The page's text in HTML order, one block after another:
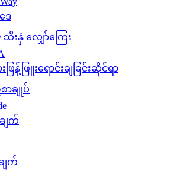
ေ
သီးနှံ လျှော်ကြေး
ြန့်ဖြူးရောင်းချခြင်းဆိုင်ရာ
ာချုပ်
ျက်
ျက်